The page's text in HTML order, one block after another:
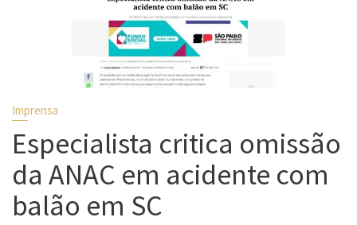
Imprensa
Especialista critica omissão
da ANAC em acidente com
balão em SC